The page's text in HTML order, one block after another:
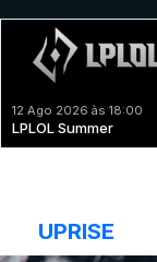
12 Ago 2026 às 18:00
LPLOL Summer
UPRISE